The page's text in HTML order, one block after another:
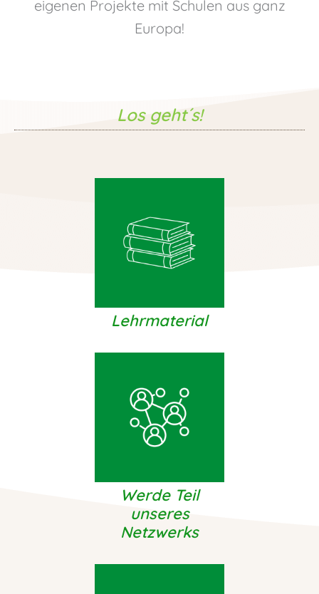
eigenen Projekte mit Schulen aus ganz
Europa!
Los geht´s!
Lehrmaterial
Werde Teil
unseres
Netzwerks